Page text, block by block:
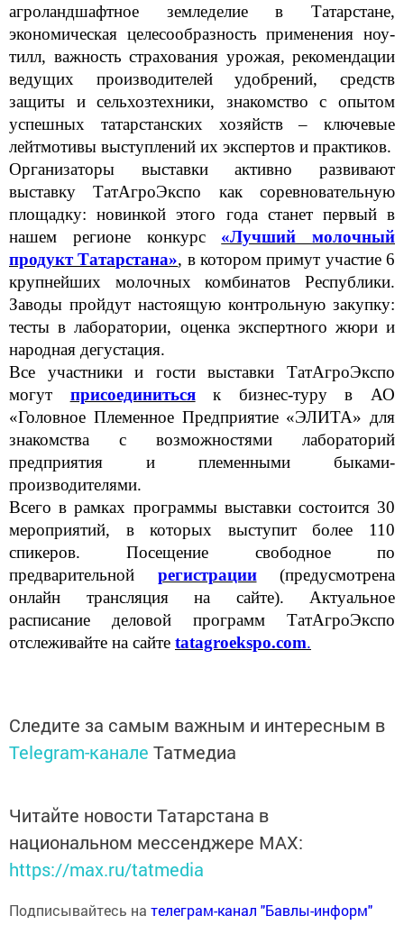
агроландшафтное земледелие в Татарстане,
экономическая целесообразность применения ноу-
тилл, важность страхования урожая, рекомендации
ведущих производителей удобрений, средств
защиты и сельхозтехники, знакомство с опытом
успешных татарстанских хозяйств – ключевые
лейтмотивы выступлений их экспертов и практиков.
Организаторы выставки активно развивают
выставку ТатАгроЭкспо как соревновательную
площадку: новинкой этого года станет первый в
нашем регионе конкурс «Лучший молочный
продукт Татарстана», в котором примут участие 6
крупнейших молочных комбинатов Республики.
Заводы пройдут настоящую контрольную закупку:
тесты в лаборатории, оценка экспертного жюри и
народная дегустация.
Все участники и гости выставки ТатАгроЭкспо
могут присоединитьсяк бизнес-туру в АО
«Головное Племенное Предприятие «ЭЛИТА» для
знакомства с возможностями лабораторий
предприятия и племенными быками-
производителями.
Всего в рамках программы выставки состоится 30
мероприятий, в которых выступит более 110
спикеров. Посещение свободное по
предварительной регистрации(предусмотрена
онлайн трансляция на сайте). Актуальное
расписание деловой программ ТатАгроЭкспо
отслеживайте на сайте tatagroekspo.com.
Следите за самым важным и интересным в
Telegram-канале Татмедиа
Читайте новости Татарстана в
национальном мессенджере MАХ:
https://max.ru/tatmedia
Подписывайтесь на телеграм-канал "Бавлы-информ"